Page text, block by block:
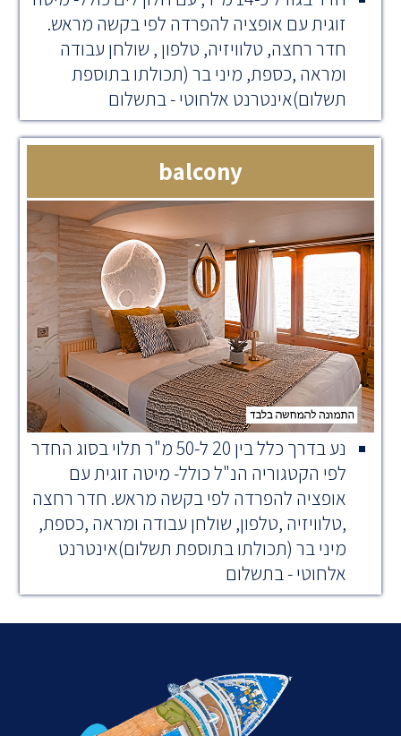
זוגית עם אופציה להפרדה לפי בקשה מראש.
חדר רחצה, טלוויזיה, טלפון , שולחן עבודה
ומראה ,כספת, מיני בר (תכולתו בתוספת
תשלום)אינטרנט אלחוטי - בתשלום
balcony
נע בדרך כלל בין 20 ל-50 מ"ר תלוי בסוג החדר
לפי הקטגוריה הנ"ל כולל- מיטה זוגית עם
אופציה להפרדה לפי בקשה מראש. חדר רחצה
,טלוויזיה ,טלפון, שולחן עבודה ומראה ,כספת,
מיני בר (תכולתו בתוספת תשלום)אינטרנט
אלחוטי - בתשלום